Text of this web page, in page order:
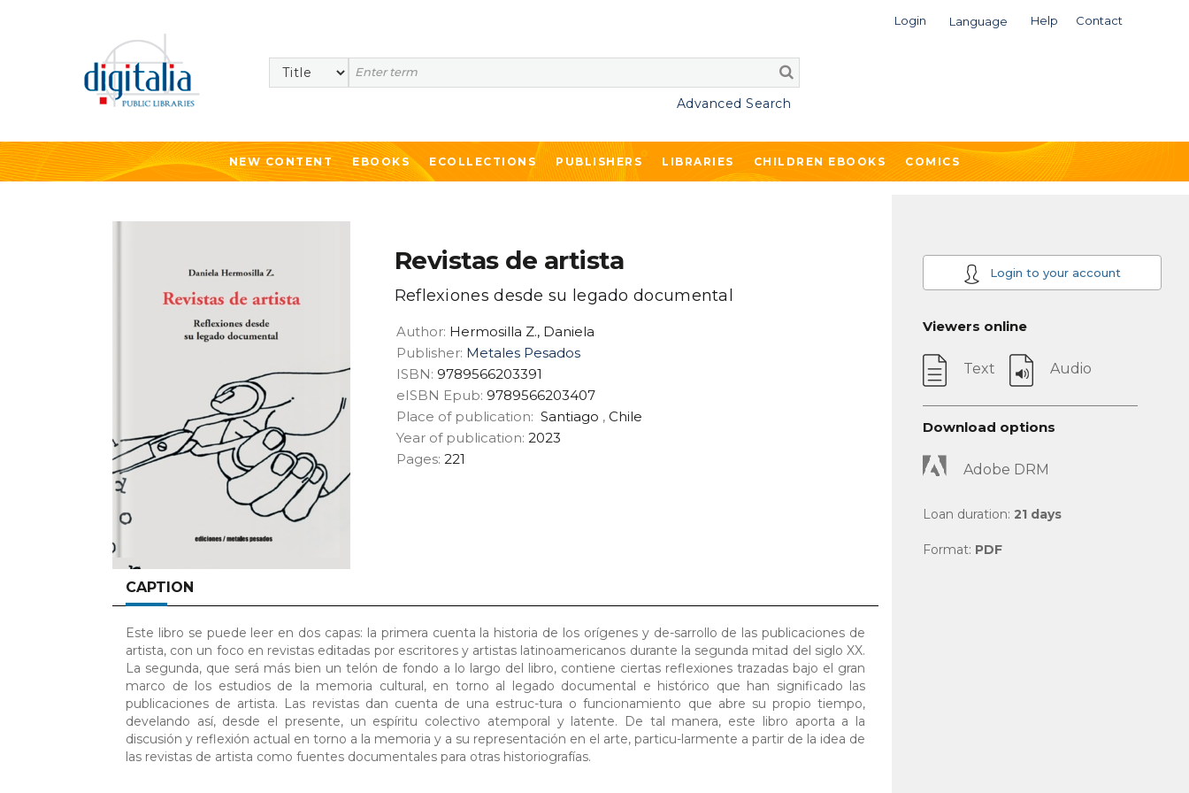
Login Language Help Contact
Search
Advanced Search
NEW CONTENT EBOOKS ECOLLECTIONS PUBLISHERS LIBRARIES CHILDREN EBOOKS COMICS
Revistas de artista
Reflexiones desde su legado documental
Author: Hermosilla Z., Daniela
Publisher: Metales Pesados
ISBN: 9789566203391
eISBN Epub: 9789566203407
Place of publication: Santiago , Chile
Year of publication: 2023
Pages: 221
CAPTION
Este libro se puede leer en dos capas: la primera cuenta la historia de los orígenes y de-sarrollo de las publicaciones de
artista, con un foco en revistas editadas por escritores y artistas latinoamericanos durante la segunda mitad del siglo XX.
La segunda, que será más bien un telón de fondo a lo largo del libro, contiene ciertas reflexiones trazadas bajo el gran
marco de los estudios de la memoria cultural, en torno al legado documental e histórico que han significado las
publicaciones de artista. Las revistas dan cuenta de una estruc-tura o funcionamiento que abre su propio tiempo,
develando así, desde el presente, un espíritu colectivo atemporal y latente. De tal manera, este libro aporta a la
discusión y reflexión actual en torno a la memoria y a su representación en el arte, particu-larmente a partir de la idea de
las revistas de artista como fuentes documentales para otras historiografías.
Login to your account
Viewers online
Text Audio
Download options
Adobe DRM
Loan duration: 21 days
Format: PDF